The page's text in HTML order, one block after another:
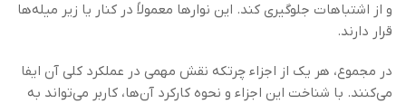
و از اشتباهات جلوگیری کند. این نوارها معمولاً در کنار یا زیر میله‌ها
قرار دارند.
در مجموع، هر یک از اجزاء چرتکه نقش مهمی در عملکرد کلی آن ایفا
می‌کنند. با شناخت این اجزاء و نحوه کارکرد آن‌ها، کاربر می‌تواند به